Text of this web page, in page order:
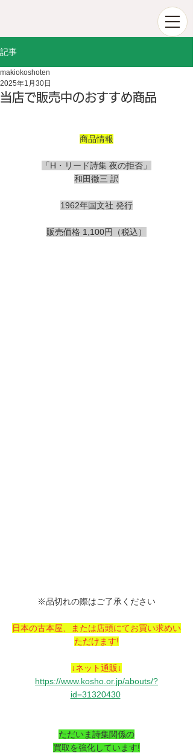
記事
当店で販売中のおすすめ商品
makiokoshoten
2025年1月30日
商品情報
「H・リード詩集 夜の拒否」
和田徹三 訳
1962年国文社 発行
販売価格 1,100円（税込）
※品切れの際はご了承ください
日本の古本屋、または店頭にてお買い求めい
ただけます!
↓ネット通販↓
https://www.kosho.or.jp/abouts/?
id=31320430
ただいま詩集関係の
買取を強化しています!